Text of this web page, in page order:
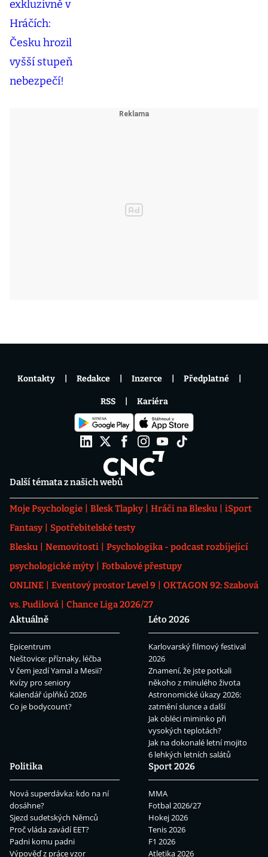
Další témata z našich webů
Moje Psychologie Blesk Tlapky Hráči na Blesku
iSport
Fantasy
Spotřebitelské testy
Blesku
Nemovitosti
Psychologika - podcast rozbíjející
psychologické mýty
Fotbalové přestupy
ONLINE
Eventový prostor Level 9
OKTAGON 92: Szabová
vs. Pudilová
Chance Liga 2026/27
Aktuálně
Epicentrum
Neštovice: příznaky, léčba
V čem jezdí Yamal a Mesii?
Kvízy pro seniory
Kalendář úplňků 2026
Co je bodycount?
Léto 2026
Karlovarský filmový festival
2026
Znamení, že jste potkali
někoho z minulého života
Astronomické úkazy 2026:
zatmění slunce a další
Jak obléci miminko při
vysokých teplotách?
Jak na dokonalé letní mojito
6 lehkých letních salátů
Politika
Nová superdávka: kdo na ní
dosáhne?
Sjezd sudetských Němců
Proč vláda zavádí EET?
Padni komu padni
Výpověď z práce vzor
Sport 2026
MMA
Fotbal 2026/27
Hokej 2026
Tenis 2026
F1 2026
Atletika 2026
Kontakty Redakce Inzerce Předplatné
RSS Kariéra